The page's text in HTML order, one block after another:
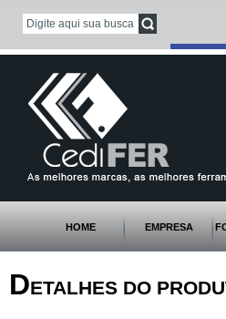
HOME EMPRESA
DETALHES DO